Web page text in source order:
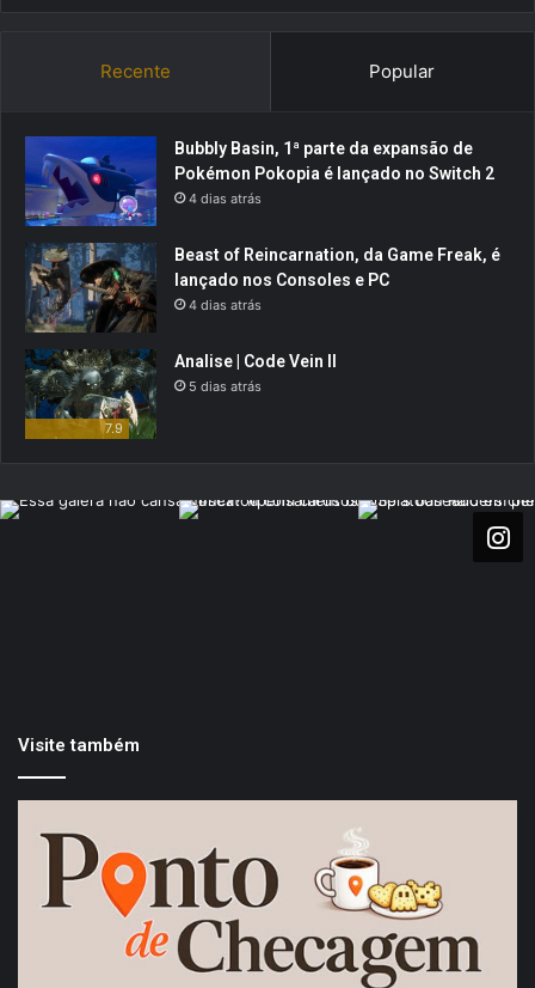
Recente Popular
Bubbly Basin, 1ª parte da expansão de
Pokémon Pokopia é lançado no Switch 2
4 dias atrás
Beast of Reincarnation, da Game Freak, é
lançado nos Consoles e PC
4 dias atrás
7.9
Analise | Code Vein II
5 dias atrás
Visite também